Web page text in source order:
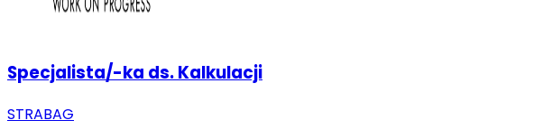
Specjalista/-ka ds. Kalkulacji
STRABAG